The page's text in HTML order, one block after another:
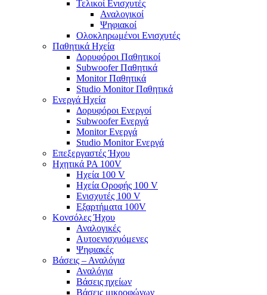
Τελικοί Ενισχυτές
Αναλογικοί
Ψηφιακοί
Ολοκληρωμένοι Ενισχυτές
Παθητικά Ηχεία
Δορυφόροι Παθητικοί
Subwoofer Παθητικά
Monitor Παθητικά
Studio Monitor Παθητικά
Ενεργά Ηχεία
Δορυφόροι Ενεργοί
Subwoofer Ενεργά
Monitor Ενεργά
Studio Monitor Ενεργά
Επεξεργαστές Ήχου
Ηχητικά PA 100V
Ηχεία 100 V
Ηχεία Οροφής 100 V
Ενισχυτές 100 V
Εξαρτήματα 100V
Κονσόλες Ήχου
Αναλογικές
Αυτοενισχυόμενες
Ψηφιακές
Βάσεις – Αναλόγια
Αναλόγια
Βάσεις ηχείων
Βάσεις μικροφώνων